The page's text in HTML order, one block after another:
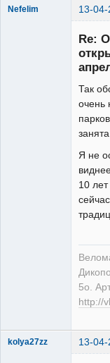
Nefelim 13-
Re:
Так
очень
Я не
10
5о.
http://
kolya27zz 13-